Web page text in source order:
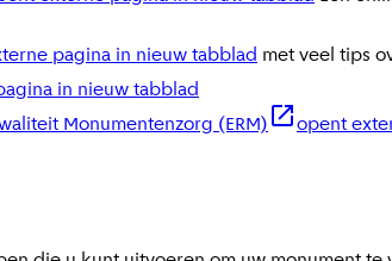
pagina in nieuw tabblad met veel tips
in nieuw tabblad
Monumentenzorg (ERM)
opent